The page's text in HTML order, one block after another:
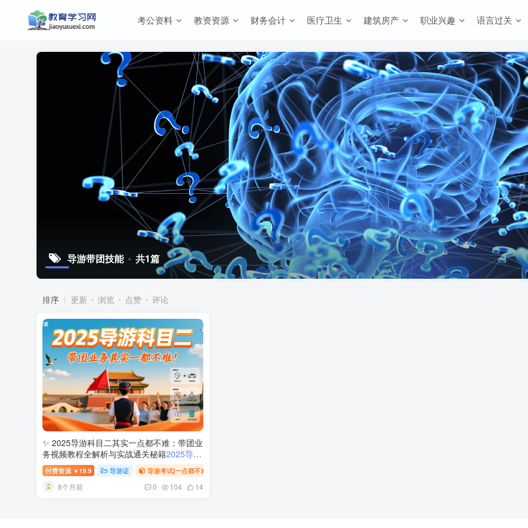
考公资料 教资资源 财务会计 医疗卫生 建筑房产 职业兴趣 语言过关
导游带团技能 共1篇
排序 更新 浏览 点赞 评论
✨ 2025导游科目二其实一点都不难：带团业
务视频教程全解析与实战通关秘籍2025导游
资格考试科目二导游业务备考攻略
付费资源 ￥ 19.9 导游证 导游考试[一点都不难系列]
8个月前 0 104 14